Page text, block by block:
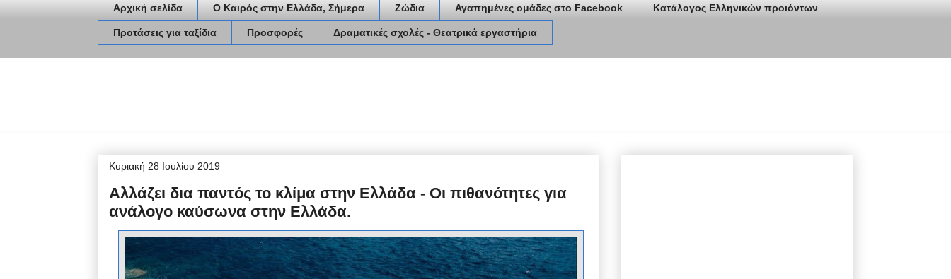
Αρχική σελίδα Ο Καιρός στην Ελλάδα, Σήμερα Ζώδια Αγαπημένες ομάδες στο Facebook Κατάλογος Ελληνικών προιόντων
Προτάσεις για ταξίδια Προσφορές Δραματικές σχολές - Θεατρικά εργαστήρια
Κυριακή 28 Ιουλίου 2019
Αλλάζει δια παντός το κλίμα στην Ελλάδα - Οι πιθανότητες για
ανάλογο καύσωνα στην Ελλάδα.